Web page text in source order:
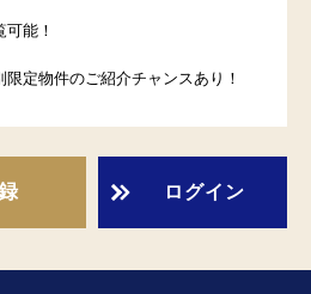
能！
定物件のご紹介チャンスあり！
ログイン